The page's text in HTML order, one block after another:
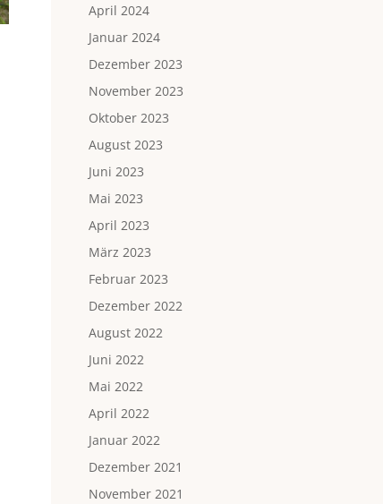
April 2024
Januar 2024
Dezember 2023
November 2023
Oktober 2023
August 2023
Juni 2023
Mai 2023
April 2023
März 2023
Februar 2023
Dezember 2022
August 2022
Juni 2022
Mai 2022
April 2022
Januar 2022
Dezember 2021
November 2021